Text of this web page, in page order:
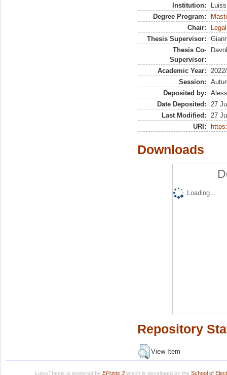
Institution:
Degree Program:
Chair:
Thesis Supervisor:
Thesis Co-
Supervisor:
Academic Year:
Session:
Deposited by:
Date Deposited:
27
Last Modified:
27
URI:
Downloads
Loading...
Repository
View Item
LuissThesis is powered by EPrints 3which is developed by the School of